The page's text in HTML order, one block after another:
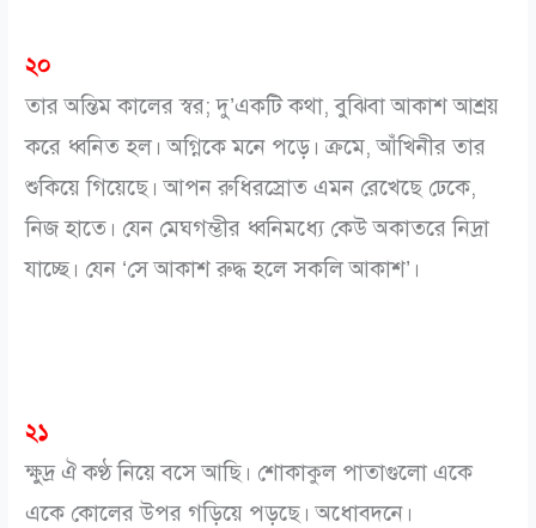
২০
তার অন্তিম কালের স্বর; দু’একটি কথা, বুঝিবা আকাশ আশ্রয়
করে ধ্বনিত হল। অগ্নিকে মনে পড়ে। ক্রমে, আঁখিনীর তার
শুকিয়ে গিয়েছে। আপন রুধিরস্রোত এমন রেখেছে ঢেকে,
নিজ হাতে। যেন মেঘগম্ভীর ধ্বনিমধ্যে কেউ অকাতরে নিদ্রা
যাচ্ছে। যেন ‘সে আকাশ রুদ্ধ হলে সকলি আকাশ’।
২১
ক্ষুদ্র ঐ কণ্ঠ নিয়ে বসে আছি। শোকাকুল পাতাগুলো একে
একে কোলের উপর গড়িয়ে পড়ছে। অধোবদনে।